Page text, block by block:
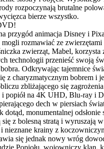
rozpoczynają brutalne
bierze wszystko.
przygód animacja Disney i
rozmawiać ze
zwierząt, Mabel, korzysta
technologii przenieść swoją
Odkrywając tajemnice
z charyzmatycznym bobrem i
zbliżającego się
i popiół na 4K UHD, Blu-ray i
dech w piersiach
dotąd, monumentalnej odsłonie
z bolesną stratą i wyruszają
i nieznane krainy z
się jednak nowy wróg
Popiołu, wojowniczy klan,